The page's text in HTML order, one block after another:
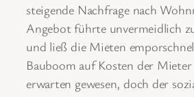
steigende Nachfrage nach
Angebot führte unvermeidlich
und ließ die Mieten
Bauboom auf Kosten der Mieter
erwarten gewesen, doch der